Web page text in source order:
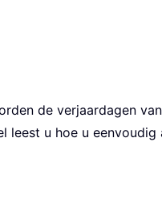
de verjaardagen
leest u hoe u